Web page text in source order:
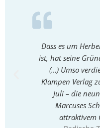
Dass es um
ist, hat seine
(…) Umso
Klampen Verlag
Juli – die
Marcuses
attraktivem